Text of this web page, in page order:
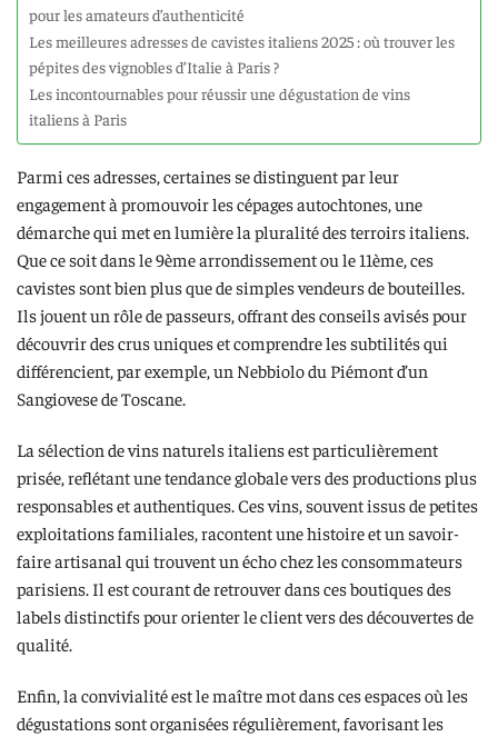
pour les amateurs d’authenticité
Les meilleures adresses de cavistes italiens 2025 : où trouver les
pépites des vignobles d’Italie à Paris ?
Les incontournables pour réussir une dégustation de vins
italiens à Paris
Parmi ces adresses, certaines se distinguent par leur
engagement à promouvoir les cépages autochtones, une
démarche qui met en lumière la pluralité des terroirs italiens.
Que ce soit dans le 9ème arrondissement ou le 11ème, ces
cavistes sont bien plus que de simples vendeurs de bouteilles.
Ils jouent un rôle de passeurs, offrant des conseils avisés pour
découvrir des crus uniques et comprendre les subtilités qui
différencient, par exemple, un Nebbiolo du Piémont d’un
Sangiovese de Toscane.
La sélection de vins naturels italiens est particulièrement
prisée, reflétant une tendance globale vers des productions plus
responsables et authentiques. Ces vins, souvent issus de petites
exploitations familiales, racontent une histoire et un savoir-
faire artisanal qui trouvent un écho chez les consommateurs
parisiens. Il est courant de retrouver dans ces boutiques des
labels distinctifs pour orienter le client vers des découvertes de
qualité.
Enfin, la convivialité est le maître mot dans ces espaces où les
dégustations sont organisées régulièrement, favorisant les